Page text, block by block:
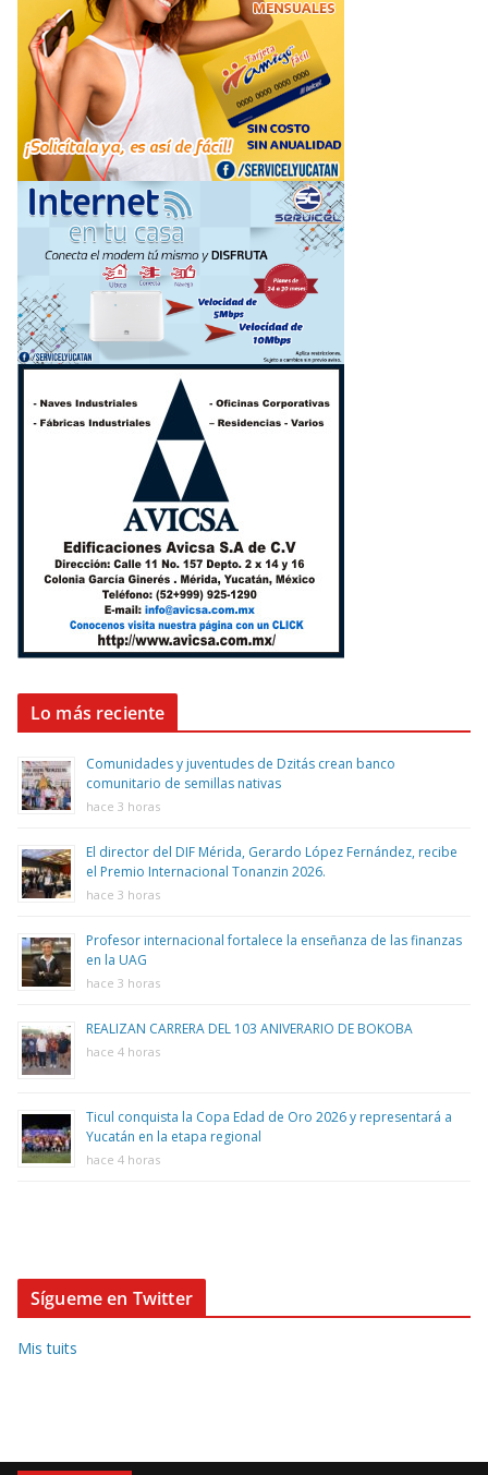
Lo más reciente
Comunidades y juventudes de Dzitás crean banco
comunitario de semillas nativas
hace 3 horas
El director del DIF Mérida, Gerardo López Fernández, recibe
el Premio Internacional Tonanzin 2026.
hace 3 horas
Profesor internacional fortalece la enseñanza de las finanzas
en la UAG
hace 3 horas
REALIZAN CARRERA DEL 103 ANIVERARIO DE BOKOBA
hace 4 horas
Ticul conquista la Copa Edad de Oro 2026 y representará a
Yucatán en la etapa regional
hace 4 horas
Sígueme en Twitter
Mis tuits